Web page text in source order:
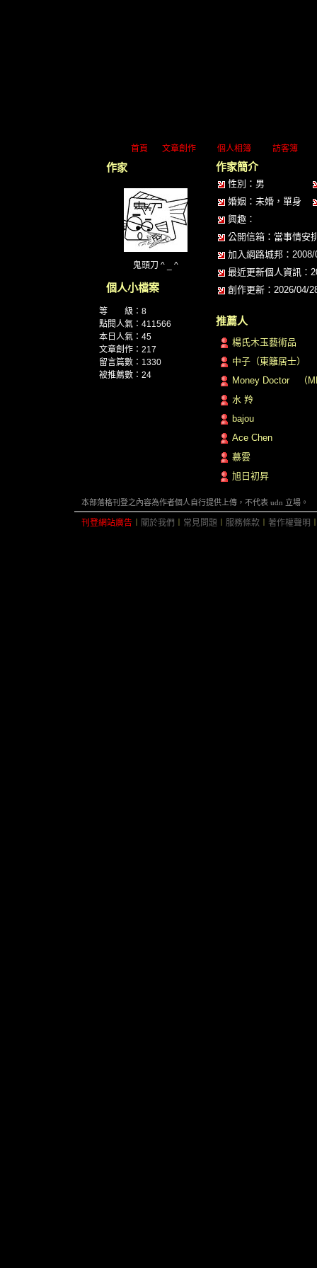
首頁 文章創作 個人相簿 訪客簿
作家
鬼頭刀 ^ _ ^
個人小檔案
等 級：8
點閱人氣：411566
本日人氣：45
文章創作：217
留言篇數：1330
被推薦數： 24
作家簡介
性別：男
婚姻：未婚，單身
興趣：
公開信箱： 當事情安
加入網路城邦：
最近更新個人資訊：
創作更新：2026/04/
推薦人
楊氏木玉藝術品
中子（東籬居士）
Money Doctor （
水 羚
bajou
Ace Chen
慕雲
旭日初昇
本部落格刊登之內容為作者個人自行提供上傳，不代表 udn 立場。
刊登網站廣告 關於我們 常見問題 服務條款 著作權聲明